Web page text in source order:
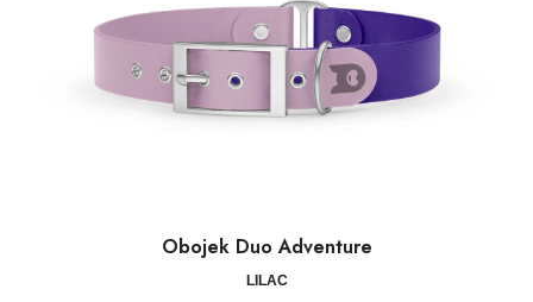
Obojek Duo Adventure
LILAC